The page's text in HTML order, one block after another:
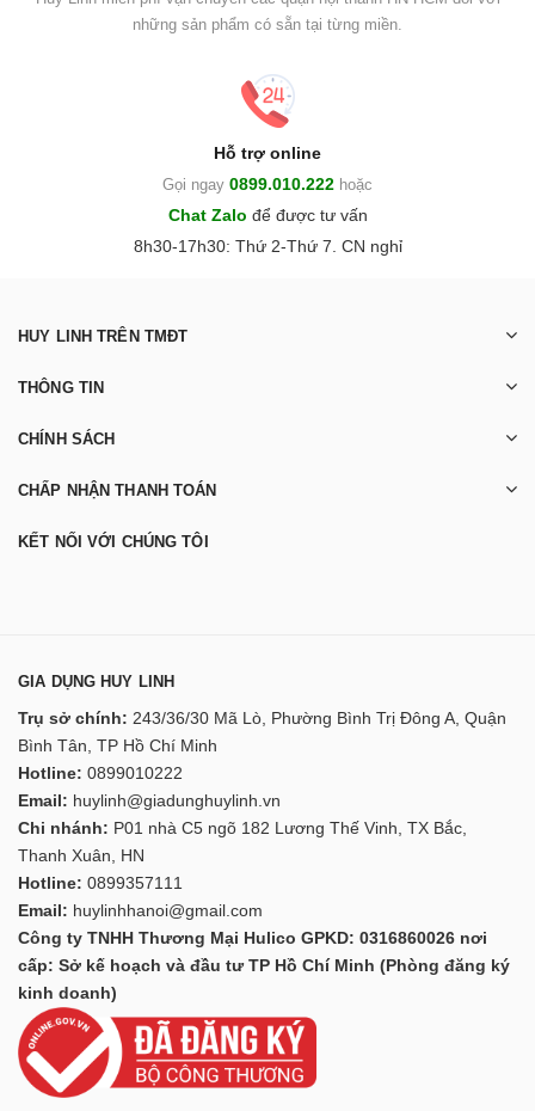
những sản phẩm có sẵn tại từng miền.
Hỗ trợ online
Gọi ngay 0899.010.222 hoặc
Chat Zalo để được tư vấn
8h30-17h30: Thứ 2-Thứ 7. CN nghỉ
HUY LINH TRÊN TMĐT
THÔNG TIN
CHÍNH SÁCH
CHẤP NHẬN THANH TOÁN
KẾT NỐI VỚI CHÚNG TÔI
GIA DỤNG HUY LINH
Trụ sở chính: 243/36/30 Mã Lò, Phường Bình Trị Đông A, Quận
Bình Tân, TP Hồ Chí Minh
Hotline: 0899010222
Email: huylinh@giadunghuylinh.vn
Chi nhánh: P01 nhà C5 ngõ 182 Lương Thế Vinh, TX Bắc,
Thanh Xuân, HN
Hotline: 0899357111
Email: huylinhhanoi@gmail.com
Công ty TNHH Thương Mại Hulico GPKD: 0316860026 nơi
cấp: Sở kế hoạch và đầu tư TP Hồ Chí Minh (Phòng đăng ký
kinh doanh)